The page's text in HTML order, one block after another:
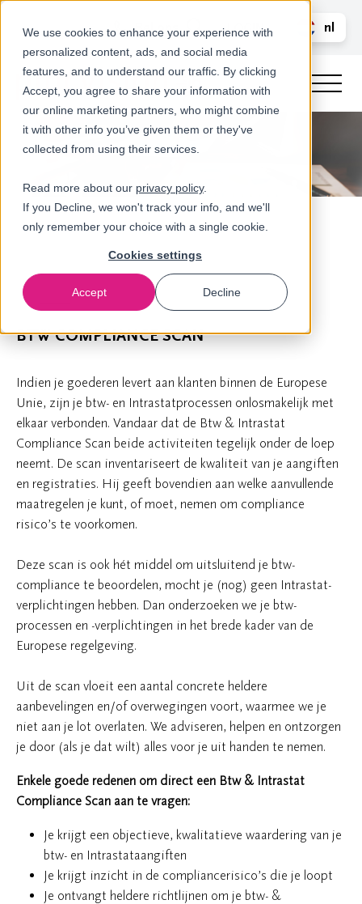
We use cookies to enhance your experience with
personalized content, ads, and social media
features, and to understand our traffic. By clicking
Accept, you agree to share your information with
our online marketing partners, who might combine
it with other info you’ve given them or they've
collected from using their services.
Read more about our privacy policy.
If you Decline, we won't track your info, and we'll
only remember your choice with a single cookie.
Cookies settings
Accept Decline
Bel ons LOGIN
nl
BTW COMPLIANCE SCAN
Indien je goederen levert aan klanten binnen de Europese
Unie, zijn je btw- en Intrastatprocessen onlosmakelijk met
elkaar verbonden. Vandaar dat de Btw & Intrastat
Compliance Scan beide activiteiten tegelijk onder de loep
neemt. De scan inventariseert de kwaliteit van je aangiften
en registraties. Hij geeft bovendien aan welke aanvullende
maatregelen je kunt, of moet, nemen om compliance
risico’s te voorkomen.
Deze scan is ook hét middel om uitsluitend je btw-
compliance te beoordelen, mocht je (nog) geen Intrastat-
verplichtingen hebben. Dan onderzoeken we je btw-
processen en -verplichtingen in het brede kader van de
Europese regelgeving.
Uit de scan vloeit een aantal concrete heldere
aanbevelingen en/of overwegingen voort, waarmee we je
niet aan je lot overlaten. We adviseren, helpen en ontzorgen
je door (als je dat wilt) alles voor je uit handen te nemen.
Enkele goede redenen om direct een Btw & Intrastat
Compliance Scan aan te vragen:
Je krijgt een objectieve, kwalitatieve waardering van je
btw- en Intrastataangiften
Je krijgt inzicht in de compliancerisico’s die je loopt
Je ontvangt heldere richtlijnen om je btw- &